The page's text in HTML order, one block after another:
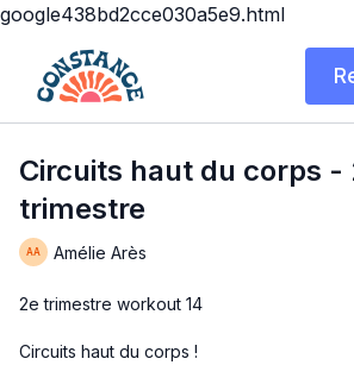
google438bd2cce030a5e9.html
Circuits haut du corps -
trimestre
Amélie Arès
2e trimestre workout 14
Circuits haut du corps !